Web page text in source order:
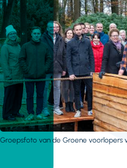
Groepsfoto van de Groene voorlopers